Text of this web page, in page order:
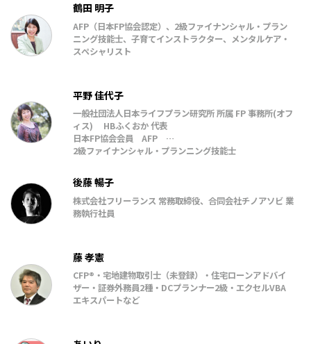
鶴田 明子
AFP（日本FP協会認定）、2級ファイナンシャル・プラン
ニング技能士、子育てインストラクター、メンタルケア・
スペシャリスト
平野 佳代子
一般社団法人日本ライフプラン研究所 所属 FP 事務所(オフ
ィス) HBふくおか 代表
日本FP協会会員 AFP
2級ファイナンシャル・プランニング技能士
ップ・アドバイザー
J-FLEC 金融経済教育推進機構認定アドバイザー
一般社団法人日本ライフプラン研究所「家計と暮らしと住
まいの相談室」理事
後藤 暢子
株式会社フリーランス 常務取締役、合同会社チノアソビ 業
務執行社員
藤 孝憲
CFP®・宅地建物取引士（未登録）・住宅ローンアドバイ
ザー・証券外務員2種・DCプランナー2級・エクセルVBA
エキスパートなど